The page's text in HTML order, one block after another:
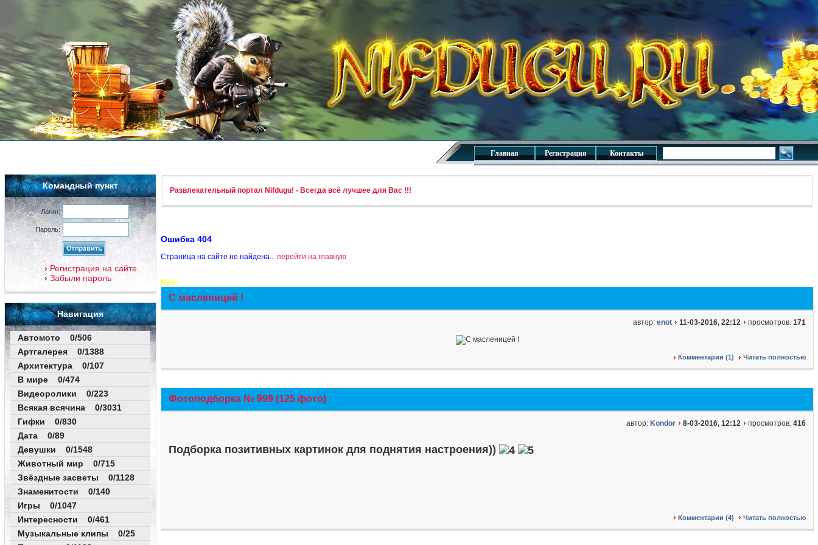
Главная Регистрация Контакты
Командный пункт
Логин:
Пароль:
Регистрация на сайте
Забыли пароль
Навигация
Автомото 0/506
Артгалерея 0/1388
Архитектура 0/107
В мире 0/474
Видеоролики 0/223
Всякая всячина 0/3031
Гифки 0/830
Дата 0/89
Девушки 0/1548
Животный мир 0/715
Звёздные засветы 0/1128
Знаменитости 0/140
Игры 0/1047
Интересности 0/461
Музыкальные клипы 0/25
Развлекательный портал Nifdugu! - Всегда всё лучшее для Вас !!!
Ошибка 404
Страница на сайте не найдена... перейти на главную
New!
С масленицей !
автор: enot 11-03-2016, 22:12 просмотров: 171
Комментарии (1) Читать полностью
Фотоподборка № 999 (125 фото)
автор: Kondor 8-03-2016, 12:12 просмотров: 416
Подборка позитивных картинок для поднятия настроения))
Комментарии (4) Читать полностью